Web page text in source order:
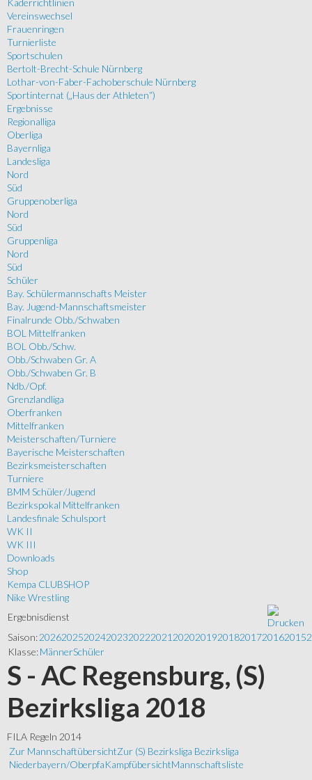
Kaderrichtlinien
Vereinswechsel
Frauenringen
Turnierliste
Sportschulen
Bertolt-Brecht-Schule Nürnberg
Lothar-von-Faber-Fachoberschule Nürnberg
Sportinternat („Haus der Athleten“)
Ergebnisse
Regionalliga
Oberliga
Bayernliga
Landesliga
Nord
Süd
Gruppenoberliga
Nord
Süd
Gruppenliga
Nord
Süd
Schüler
Bay. Schülermannschafts Meister
Bay. Jugend-Mannschaftsmeister
Finalrunde Obb./Schwaben
BOL Mittelfranken
BOL Obb./Schw.
Obb./Schwaben Gr. A
Obb./Schwaben Gr. B
Ndb./Opf.
Grenzlandliga
Oberfranken
Mittelfranken
Meisterschaften/Turniere
Bayerische Meisterschaften
Bezirksmeisterschaften
Turniere
BMM Schüler/Jugend
Bezirkspokal Mittelfranken
Landesfinale Schulsport
WK II
WK III
Downloads
Shop
Kempa CLUBSHOP
Nike Wrestling
Ergebnisdienst
Saison:202620252024202320222021 202020192018201720162015
Klasse:MännerSchüler
S - AC Regensburg, (S)
Bezirksliga 2018
FILA Regeln 2014
Zur MannschaftübersichtZur (S) Bezirksliga Bezirksliga
Niederbayern/OberpfaKampfübersichtMannschaftsliste